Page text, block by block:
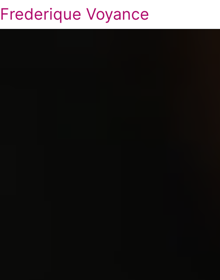
Frederique Voyance